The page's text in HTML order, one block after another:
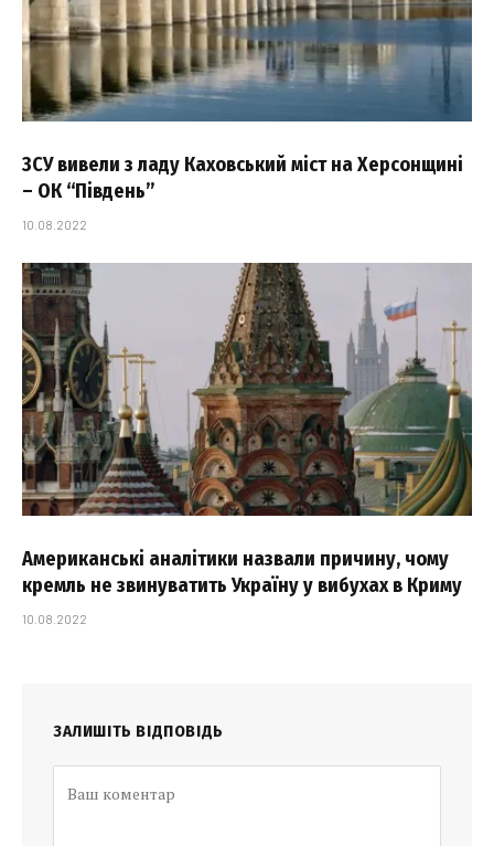
ЗСУ вивели з ладу Каховський міст на Херсонщині
– ОК “Південь”
10.08.2022
Американські аналітики назвали причину, чому
кремль не звинуватить Україну у вибухах в Криму
10.08.2022
ЗАЛИШІТЬ ВІДПОВІДЬ